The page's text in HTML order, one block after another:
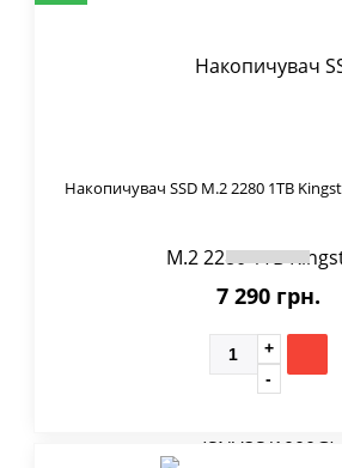
Накопичувач SSD M.2 2280 1TB
7 290 грн.